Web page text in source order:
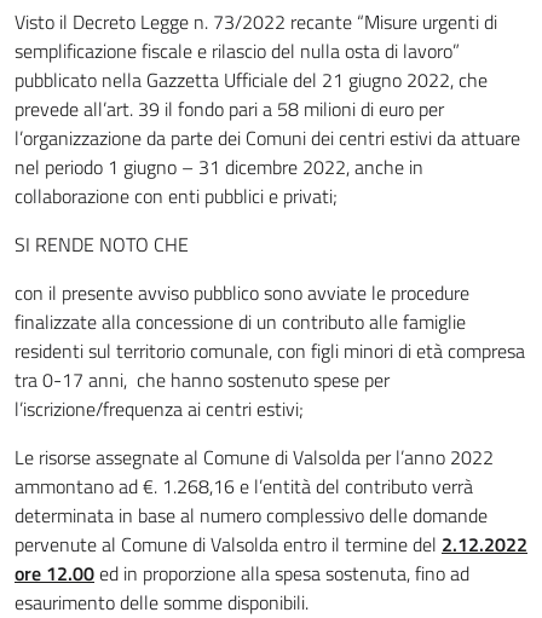
Visto il Decreto Legge n. 73/2022 recante “Misure urgenti di
semplificazione fiscale e rilascio del nulla osta di lavoro”
pubblicato nella Gazzetta Ufficiale del 21 giugno 2022, che
prevede all’art. 39 il fondo pari a 58 milioni di euro per
l’organizzazione da parte dei Comuni dei centri estivi da attuare
nel periodo 1 giugno – 31 dicembre 2022, anche in
collaborazione con enti pubblici e privati;
SI RENDE NOTO CHE
con il presente avviso pubblico sono avviate le procedure
finalizzate alla concessione di un contributo alle famiglie
residenti sul territorio comunale, con figli minori di età compresa
tra 0-17 anni, che hanno sostenuto spese per
l’iscrizione/frequenza ai centri estivi;
Le risorse assegnate al Comune di Valsolda per l’anno 2022
ammontano ad €. 1.268,16 e l’entità del contributo verrà
determinata in base al numero complessivo delle domande
pervenute al Comune di Valsolda entro il termine del 2.12.2022
ore 12.00ed in proporzione alla spesa sostenuta, fino ad
esaurimento delle somme disponibili.